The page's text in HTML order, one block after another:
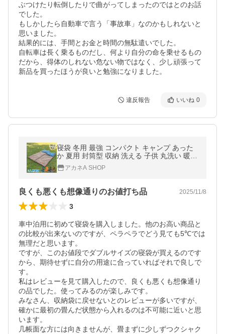
ぶつけたり転倒したりで曲がってしまったのではとのお話
でした。
もしかしたら自動車で言う「事故車」なのかもしれないと
思いました。
結果的には、手間とお金と時間の無駄遣いでした。
自転車は長く乗るものだし、何より自分の命を乗せるもの
だから、得体のしれない危ない物ではなく、少し頑張って
新品を買ったほうが良いと勉強になりました。
違反報告 いいね 0
寝袋 冬用 最強 コンパクト キャンプ あった
か 夏用 封筒型 収納 洗える 子供 丸洗い 暖か
い 防寒 シュラフ 車中泊 添い寝 オールシー
ズン 布団 軽量 2人用 家族
アカネA SHOP
良くも悪くも想像通りのお値打ち品 2025/11/8
3
車中泊用に初めて寝袋を購入しました。他のお高い商品と
の比較が出来ないのですが、ペラペラでどう見ても5℃では
無理だと思います。
ですが、このお値段でダブルサイズの寝袋が買えるのです
から、期待せずに自分の用途に合っていればそれで良しで
す。
私はレビューを見て購入したので、良くも悪くも想像通り
の品でした。使ってみるのが楽しみです。
みなさん、収納袋に戻せないとのレビューが多いですが、
確かに最初の畳んだ状態から入れるのは不可能に近いと思
います。
几帳面な方には向きませんが、畳まずに少しずつクシャク